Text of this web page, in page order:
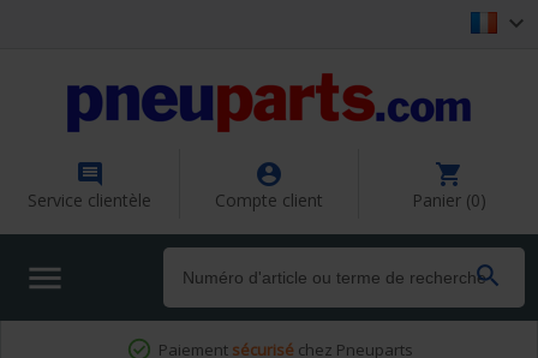


Service clientèle

Compte client

Panier (0)
 